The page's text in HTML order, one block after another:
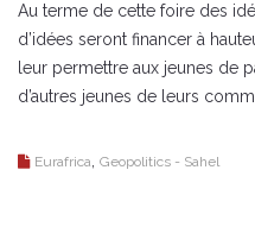
Au terme de cette foire des
d’idées seront financer à
leur permettre aux jeunes de
d’autres jeunes de leurs
Eurafrica Geopolitics - Sahel